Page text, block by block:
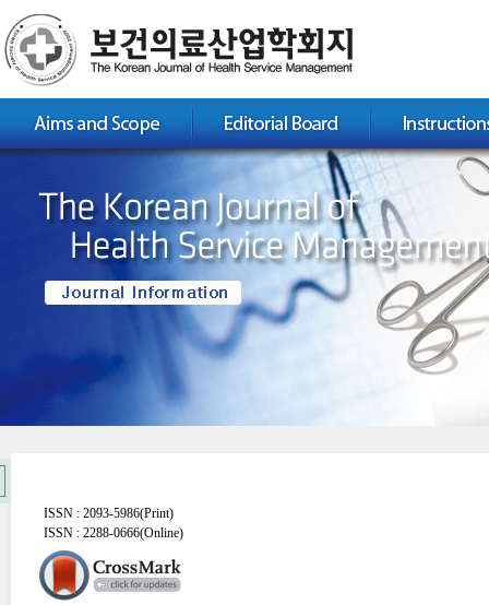
ISSN : 2093-5986(Print)
ISSN : 2288-0666(Online)